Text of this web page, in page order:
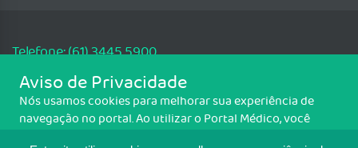
Telefone: (61) 3445 5900
Email: cfm@portalmedico.org.br
SGAS 616, Conjunto D, Lote 115, L2 Sul, Brasília/DF - CEP: 70200-760 -
CNPJ: 33.583.550/0001-30
Aviso de Privacidade
Nós usamos cookies para melhorar sua experiência de
navegação no portal. Ao utilizar o Portal Médico, você